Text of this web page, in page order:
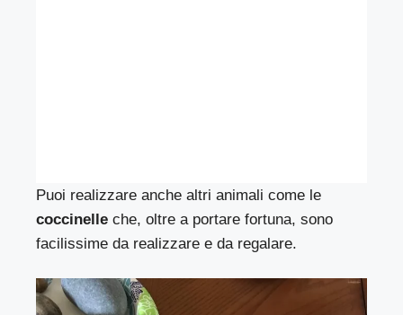
Puoi realizzare anche altri animali come le
coccinelle che, oltre a portare fortuna, sono
facilissime da realizzare e da regalare.